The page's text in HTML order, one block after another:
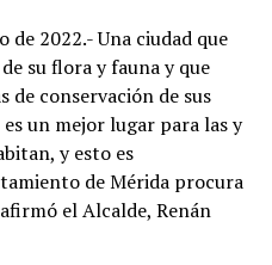
de 2022.- Una ciudad que
su flora y fauna y que
conservación de sus
un mejor lugar para las y
y esto es
de Mérida procura
el Alcalde, Renán